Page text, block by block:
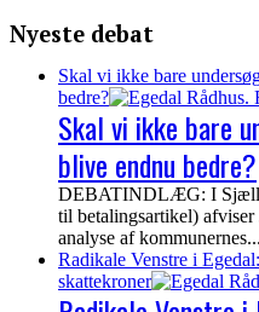
Nyeste debat
Skal vi ikke bare
bedre?
Skal vi ikke bare
blive endnu bedre?
DEBATINDLÆG: I
til betalingsartikel)
analyse af kommunernes...
Radikale Venstre i
skattekroner